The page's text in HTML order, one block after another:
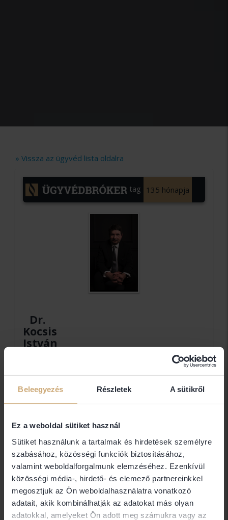
Beleegyezés Részletek A sütikről
Ez a weboldal sütiket használ
Sütiket használunk a tartalmak és hirdetések személyre
szabásához, közösségi funkciók biztosításához,
valamint weboldalforgalmunk elemzéséhez. Ezenkívül
közösségi média-, hirdető- és elemező partnereinkkel
megosztjuk az Ön weboldalhasználatra vonatkozó
adatait, akik kombinálhatják az adatokat más olyan
adatokkal, amelyeket Ön adott meg számukra vagy az
» Vissza az ügyvéd lista oldalra
tag 135 hónapja
Dr.
Kocsis
István
Dr. Kocsis István
Elérhetőségek
1141 Budapest Lipótvár u. 9/A
+36309341122
Ügyfélfogadás